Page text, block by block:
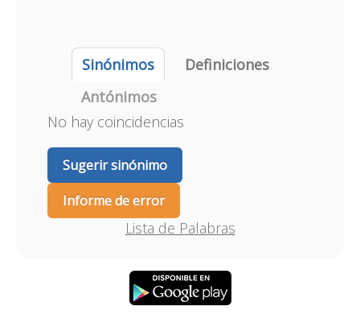
Sinónimos
Definiciones
Antónimos
No hay coincidencias
Sugerir sinónimo
Informe de error
Lista de Palabras